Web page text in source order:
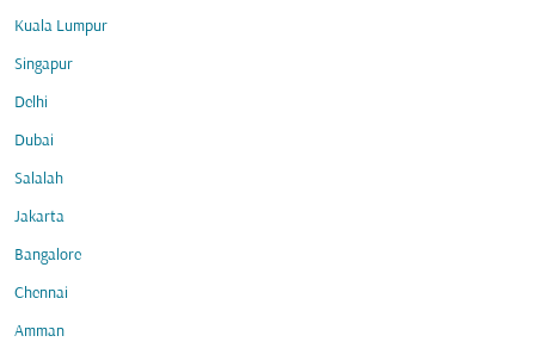
Kuala Lumpur
Singapur
Delhi
Dubai
Salalah
Jakarta
Bangalore
Chennai
Amman